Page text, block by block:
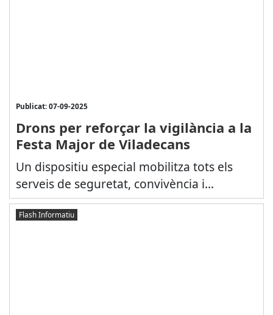
Publicat: 07-09-2025
Drons per reforçar la vigilància a la
Festa Major de Viladecans
Un dispositiu especial mobilitza tots els
serveis de seguretat, convivència i...
Flash Informatiu